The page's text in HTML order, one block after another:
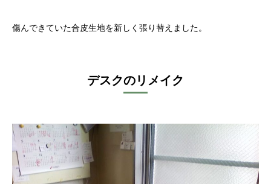
傷んできていた合皮生地を新しく張り替えました。
デスクのリメイク